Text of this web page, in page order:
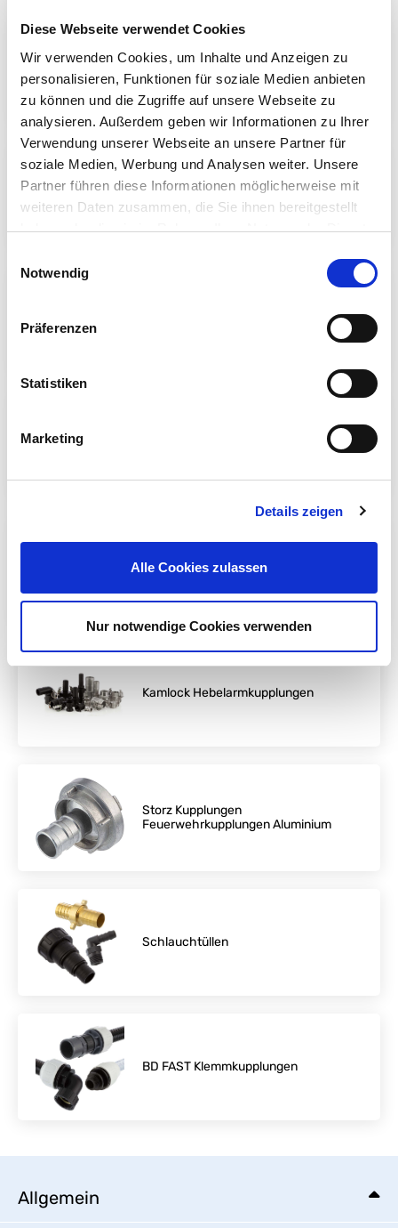
Diese Webseite verwendet Cookies
Wir verwenden Cookies, um Inhalte und Anzeigen zu
personalisieren, Funktionen für soziale Medien anbieten
zu können und die Zugriffe auf unsere Webseite zu
analysieren. Außerdem geben wir Informationen zu Ihrer
Verwendung unserer Webseite an unsere Partner für
soziale Medien, Werbung und Analysen weiter. Unsere
Partner führen diese Informationen möglicherweise mit
weiteren Daten zusammen, die Sie ihnen bereitgestellt
haben oder die sie im Rahmen Ihrer Nutzung der Dienste
Cookies, wenn Sie unsere Webseite weiterhin nutzen.
Notwendig
Präferenzen
Statistiken
Marketing
Details zeigen
Alle Cookies zulassen
Nur notwendige Cookies verwenden
HTC© Messing Schnellkupplungen
Klauenkupplungen
Messing Klickverbindungen
Schnellkupplungen
HTC© Schlauch-
sicherungskabel
Kamlock Hebelarmkupplungen
Storz Kupplungen
Feuerwehrkupplungen Aluminium
Schlauchtüllen
BD FAST Klemmkupplungen
Allgemein